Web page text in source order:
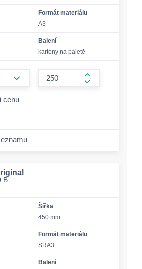
Formát materiálu
A3
Balení
kartony na paletě
form.increase-
cenu
Šířka
450 mm
Formát materiálu
SRA3
Balení